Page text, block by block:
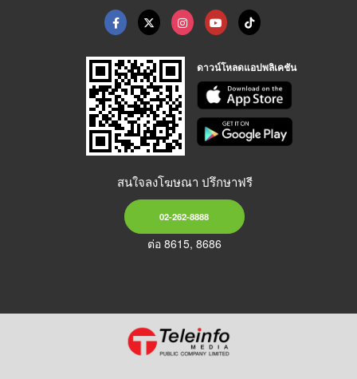
ดาวน์โหลดแอปพลิเคชัน
สนใจลงโฆษณา ปรึกษาฟรี
02-262-8888
ต่อ 8615, 8686